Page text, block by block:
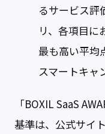
るサービス評
リ、各項目に
最も高い平均
スマートキャ
「BOXIL SaaS
基準は、公式サイ